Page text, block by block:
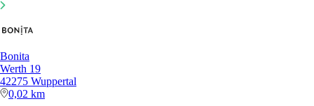
Bonita
Werth 19
42275 Wuppertal
0,02 km